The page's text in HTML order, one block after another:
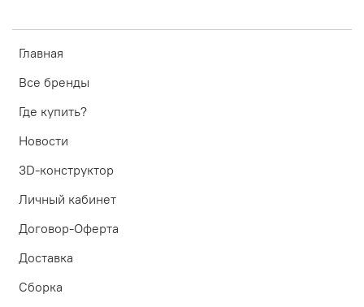
Главная
Все бренды
Где купить?
Новости
3D-конструктор
Личный кабинет
Договор-Оферта
Доставка
Сборка